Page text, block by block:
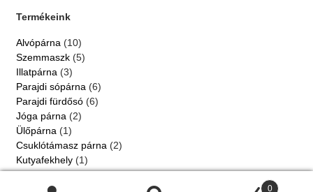
Termékeink
Alvópárna 1010
products
Szemmaszk 55
products
Illatpárna 33
products
Parajdi sópárna 66
products
Parajdi fürdősó 66
products
Jóga párna 22
products
Ülőpárna 11
product
Csuklótámasz párna 22
products
Kutyafekhely 11
product
2022 © Jázmin kert. Minden jog fenntartva |
Adatkezelési
0